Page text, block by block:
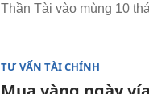
Thần Tài vào mùng 10
TƯ VẤN TÀI CHÍNH